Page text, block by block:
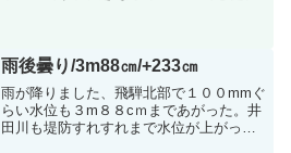
雨後曇り/3m88㎝/+233㎝
雨が降りました、飛騨北部で１００mmぐ
らい水位も３m８８cｍまであがった。井
田川も堤防すれすれまで水位が上がっ